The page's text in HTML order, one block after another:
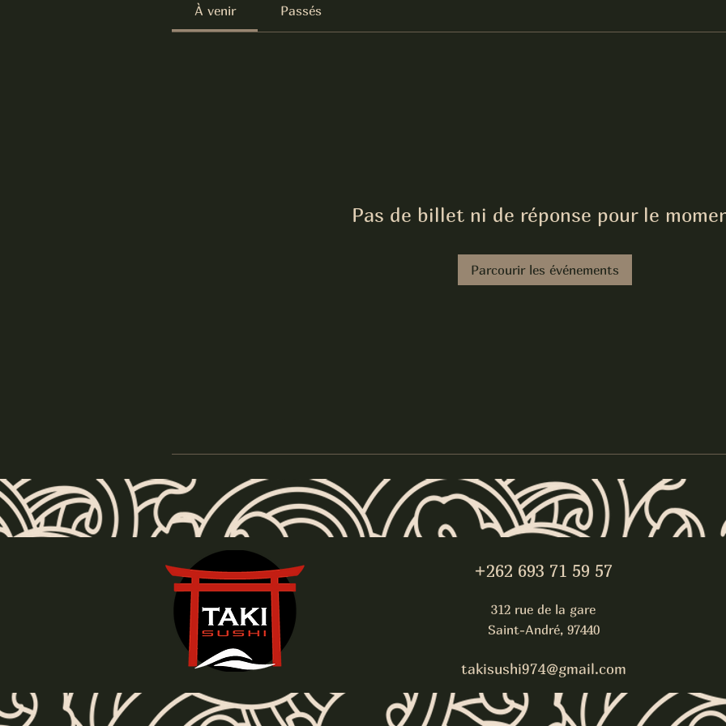
À venir Passés
Pas de billet ni de réponse pour le
Parcourir les événements
+262 693 71 59 57
312 rue de la gare
Saint-André, 97440
takisushi974@gmail.com